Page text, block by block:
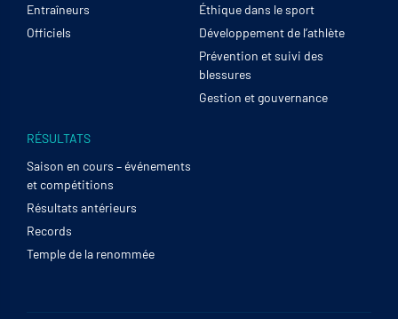
Entraîneurs
Officiels
Éthique dans le sport
Développement de l’athlète
Prévention et suivi des
blessures
Gestion et gouvernance
RÉSULTATS
Saison en cours – événements
et compétitions
Résultats antérieurs
Records
Temple de la renommée